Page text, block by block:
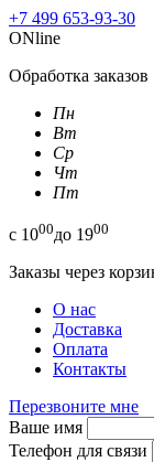
+7 499 653-93-30
ONline
Обработка заказов
Пн
Вт
Ср
Чт
Пт
с 1000до 1900
Заказы через
О нас
Доставка
Оплата
Контакты
Перезвоните мне
Ваше имя
Телефон для связи